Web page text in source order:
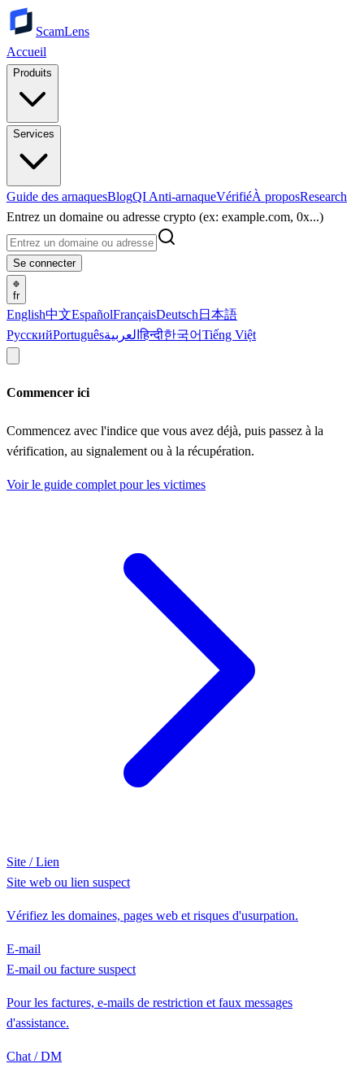
ScamLens
Accueil
Produits
Services
Guide des arnaquesBlogQI Anti-arnaqueVérifiéÀ proposResearch
Entrez un domaine ou adresse crypto (ex: example.com, 0x...)
Se connecter
fr
English中文EspañolFrançaisDeutsch 日本語
РусскийPortuguêsالعربيةहिन्दी한국어Tiếng Việt
Commencer ici
Commencez avec l'indice que vous avez déjà, puis passez à la
vérification, au signalement ou à la récupération.
Voir le guide complet pour les victimes
Site / Lien
Site web ou lien suspect
Vérifiez les domaines, pages web et risques d'usurpation.
E-mail
E-mail ou facture suspect
Pour les factures, e-mails de restriction et faux messages
d'assistance.
Chat / DM